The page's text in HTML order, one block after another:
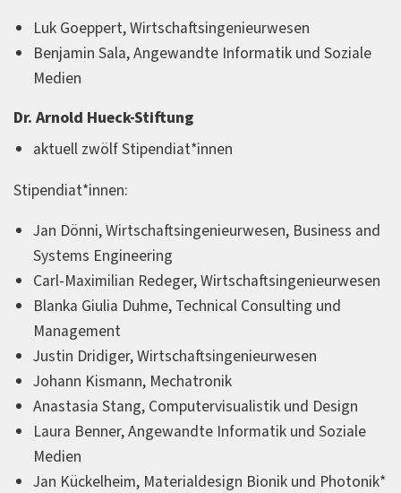
Luk Goeppert, Wirtschaftsingenieurwesen
Benjamin Sala, Angewandte Informatik und Soziale
Medien
Dr. Arnold Hueck-Stiftung
aktuell zwölf Stipendiat*innen
Stipendiat*innen:
Jan Dönni, Wirtschaftsingenieurwesen, Business and
Systems Engineering
Carl-Maximilian Redeger, Wirtschaftsingenieurwesen
Blanka Giulia Duhme, Technical Consulting und
Management
Justin Dridiger, Wirtschaftsingenieurwesen
Johann Kismann, Mechatronik
Anastasia Stang, Computervisualistik und Design
Laura Benner, Angewandte Informatik und Soziale
Medien
Jan Kückelheim, Materialdesign Bionik und Photonik*